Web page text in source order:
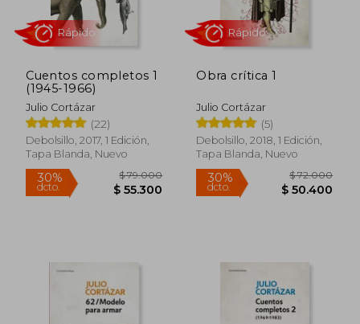
Cuentos completos 1
(1945-1966)
Julio Cortázar
(22)
Debolsillo, 2017, 1 Edición,
Tapa Blanda, Nuevo
Rápido
Obra crítica 1
Julio Cortázar
(5)
Debolsillo, 2018, 1 Edición,
Tapa Blanda, Nuevo